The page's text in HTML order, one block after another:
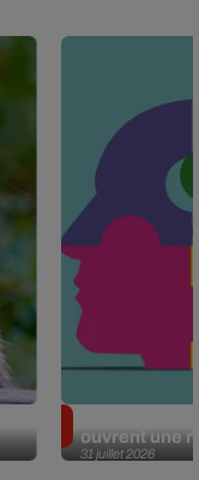
31 juillet 2026
ouvrent une